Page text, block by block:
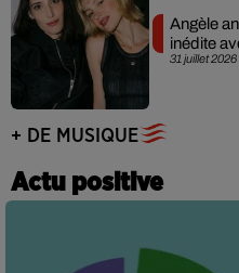
31 juillet 2026
Angèle
inédite
+ DE MUSIQUE
Actu positive